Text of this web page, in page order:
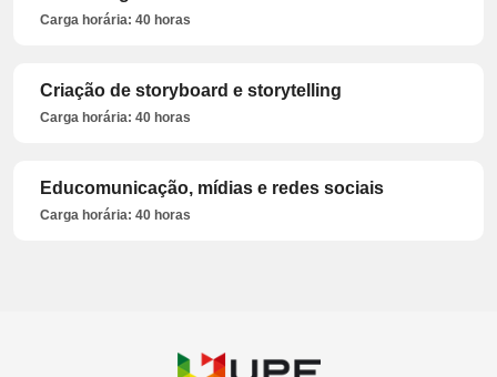
Carga horária: 40 horas
Criação de storyboard e storytelling
Carga horária: 40 horas
Educomunicação, mídias e redes sociais
Carga horária: 40 horas